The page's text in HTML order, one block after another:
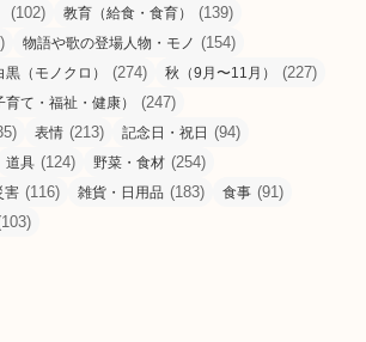
(102) 教育（給食・食育） (139)
物語や歌の登場人物・モノ (154)
黒（モノクロ） (274) 秋（9月〜11月） (227)
て・福祉・健康） (247)
表情 (213) 記念日・祝日 (94)
道具 (124) 野菜・食材 (254)
害 (116) 雑貨・日用品 (183) 食事 (91)